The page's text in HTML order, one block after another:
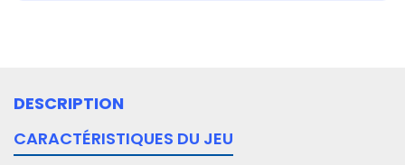
DESCRIPTION
CARACTÉRISTIQUES DU JEU